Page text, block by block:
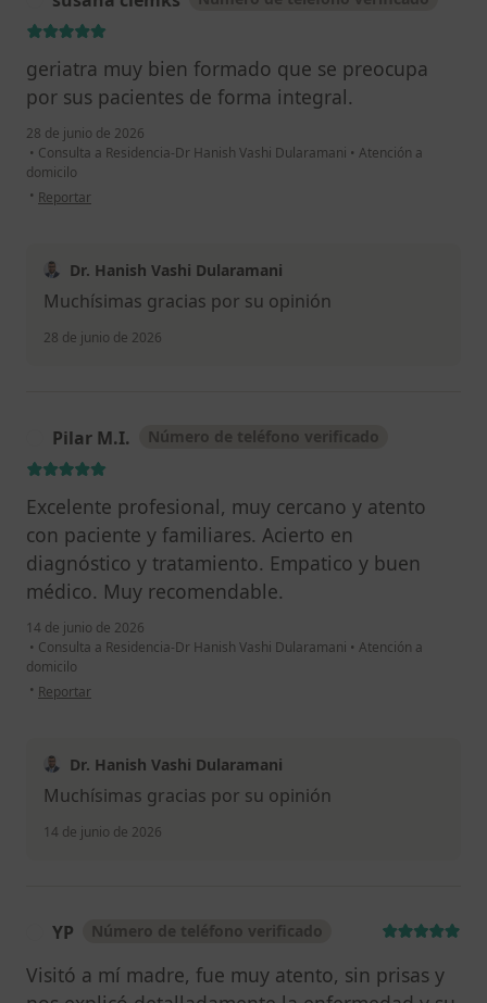
geriatra muy bien formado que se preocupa
por sus pacientes de forma integral.
28 de junio de 2026
• Consulta a Residencia-Dr Hanish Vashi Dularamani • Atención a
domicilo
• en opinión del usuario susana clemks
Reportar
Dr. Hanish Vashi Dularamani
Muchísimas gracias por su opinión
28 de junio de 2026
Pilar M.I. Número de teléfono verificado
Excelente profesional, muy cercano y atento
con paciente y familiares. Acierto en
diagnóstico y tratamiento. Empatico y buen
médico. Muy recomendable.
14 de junio de 2026
• Consulta a Residencia-Dr Hanish Vashi Dularamani • Atención a
domicilo
• en opinión del usuario Pilar M.I.
Reportar
Dr. Hanish Vashi Dularamani
Muchísimas gracias por su opinión
14 de junio de 2026
YP Número de teléfono verificado
Visitó a mí madre, fue muy atento, sin prisas y